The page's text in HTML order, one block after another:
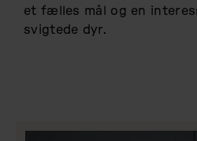
et fælles mål og en
svigtede dyr.